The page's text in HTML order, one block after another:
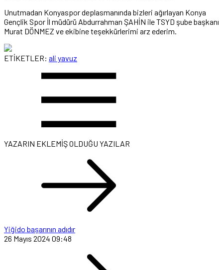
Unutmadan Konyaspor deplasmanında bizleri ağırlayan Konya
Gençlik Spor İl müdürü Abdurrahman ŞAHİN ile TSYD şube başkanı
Murat DÖNMEZ ve ekibine teşekkürlerimi arz ederim.
ETİKETLER: ali yavuz
YAZARIN EKLEMİŞ OLDUĞU YAZILAR
Yiğido başarının adıdır
26 Mayıs 2024 09:48